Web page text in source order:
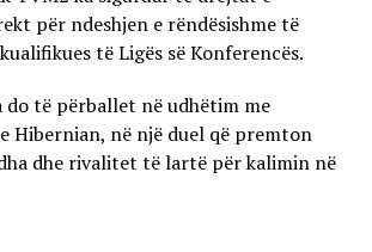
për ndeshjen e rëndësishme të
të Ligës së Konferencës.
do të përballet në udhëtim me
Hibernian, në një duel që premton
dhe rivalitet të lartë për kalimin në